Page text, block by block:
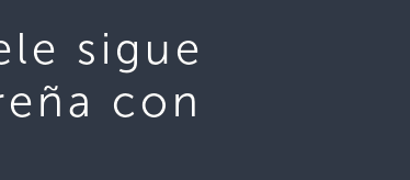
sigue
con